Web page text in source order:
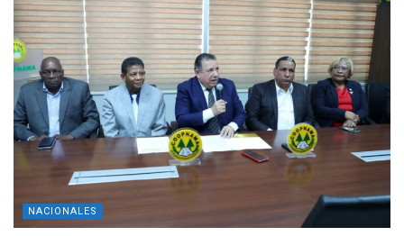
NACIONALES